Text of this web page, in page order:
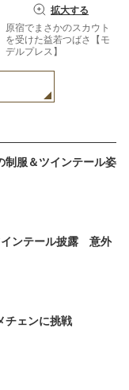
拡大する
原宿でまさかのスカウト
を受けた益若つばさ【モ
デルプレス】
制服＆ツインテール姿
インテール披露 意外
チェンに挑戦